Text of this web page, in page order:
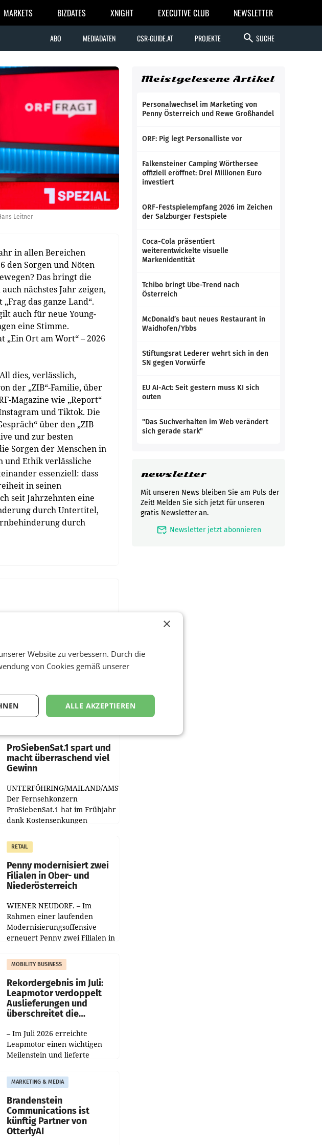
MARKETS BIZDATES XNIGHT EXECUTIVE CLUB NEWSLETTER
ABO MEDIADATEN CSR-GUIDE.AT PROJEKTE search SUCHE
Leitner
in allen Bereichen
den Sorgen und Nöten
Das bringt die
nächstes Jahr zeigen,
das ganze Land“.
auch für neue Young-
eine Stimme.
Ort am Wort“ – 2026
dies, verlässlich,
der „ZIB“-Familie, über
Magazine wie „Report“
und Tiktok. Die
über den „ZIB
und zur besten
Sorgen der Menschen in
und Ethik verlässliche
essenziell: dass
in seinen
seit Jahrzehnten eine
durch Untertitel,
durch
ProSiebenSat.1 spart und
macht überraschend viel
Gewinn
UNTERFÖHRING/MAILAND/AMSTERDAM.
Der Fernsehkonzern
ProSiebenSat.1 hat im Frühjahr
dank Kostensenkungen
gemacht und die
Markterwartung deutlich
übertroffen.
RETAIL
Penny modernisiert zwei
Filialen in Ober- und
Niederösterreich
WIENER NEUDORF. – Im
Rahmen einer laufenden
Modernisierungsoffensive
erneuert Penny zwei Filialen in
Die beiden Standorte liegen in
Haag sowie im rund
MOBILITY BUSINESS
Rekordergebnis im Juli:
Leapmotor verdoppelt
Auslieferungen und
überschreitet die
– Im Juli 2026 erreichte
Leapmotor einen wichtigen
Meilenstein und lieferte
aus, womit sich das Ergebnis
gegenüber Juli 2025 mehr als
verdoppelte (+102
MARKETING & MEDIA
Brandenstein
Communications ist
künftig Partner von
OtterlyAI
Meistgelesene Artikel
Personalwechsel im Marketing von
Penny Österreich und Rewe Großhandel
ORF: Pig legt Personalliste vor
Falkensteiner Camping Wörthersee
offiziell eröffnet: Drei Millionen Euro
investiert
ORF-Festspielempfang 2026 im Zeichen
der Salzburger Festspiele
Coca-Cola präsentiert
weiterentwickelte visuelle
Markenidentität
Tchibo bringt Ube-Trend nach
Österreich
McDonald’s baut neues Restaurant in
Waidhofen/Ybbs
Stiftungsrat Lederer wehrt sich in den
SN gegen Vorwürfe
EU AI-Act: Seit gestern muss KI sich
outen
"Das Suchverhalten im Web verändert
sich gerade stark"
newsletter
Mit unseren News bleiben Sie am Puls der
Zeit! Melden Sie sich jetzt für unseren
gratis Newsletter an.
mark_email_read Newsletter jetzt abonnieren
×
Website zu verbessern. Durch die
von Cookies gemäß unserer
ALLE AKZEPTIEREN